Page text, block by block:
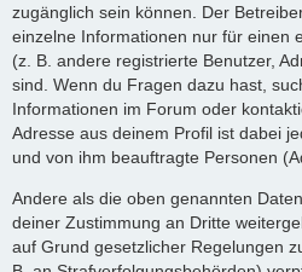
zugänglich sein können. Der
einzelne Informationen nur für einen
(z. B. andere registrierte Benutzer,
sind. Wenn du Fragen dazu hast,
Informationen im Forum oder
Adresse aus deinem Profil ist dabei
und von ihm beauftragte Personen
Andere als die oben genannten
deiner Zustimmung an Dritte
auf Grund gesetzlicher Regelungen